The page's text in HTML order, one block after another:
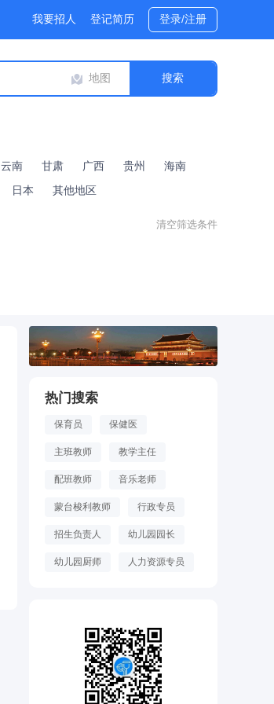
我要招人 登记简历 登录/注册
地图
云南 甘肃 广西 贵州
海南
日本 其他地区
清空筛选条件
热门搜索
保育员 保健医
主班教师 教学主任
配班教师 音乐老师
蒙台梭利教师 行政专员
招生负责人 幼儿园园长
幼儿园厨师 人力资源专员